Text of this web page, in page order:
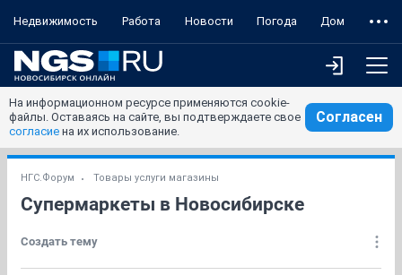
Недвижимость Работа Новости Погода Дом
На информационном ресурсе применяются cookie-
файлы. Оставаясь на сайте, вы подтверждаете свое
согласие на их использование.
Согласен
НГС.Форум Товары услуги магазины
Супермаркеты в Новосибирске
Создать тему